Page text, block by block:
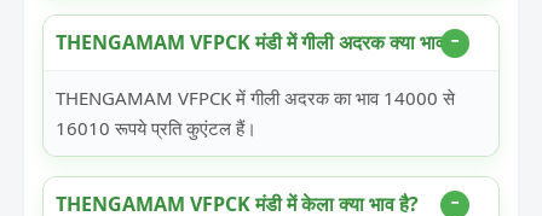
THENGAMAM VFPCK मंडी में गीली अदरक क्या भाव है?
THENGAMAM VFPCK में गीली अदरक का भाव 14000 से
16010 रूपये प्रति कुएंटल हैं।
THENGAMAM VFPCK मंडी में केला क्या भाव है?